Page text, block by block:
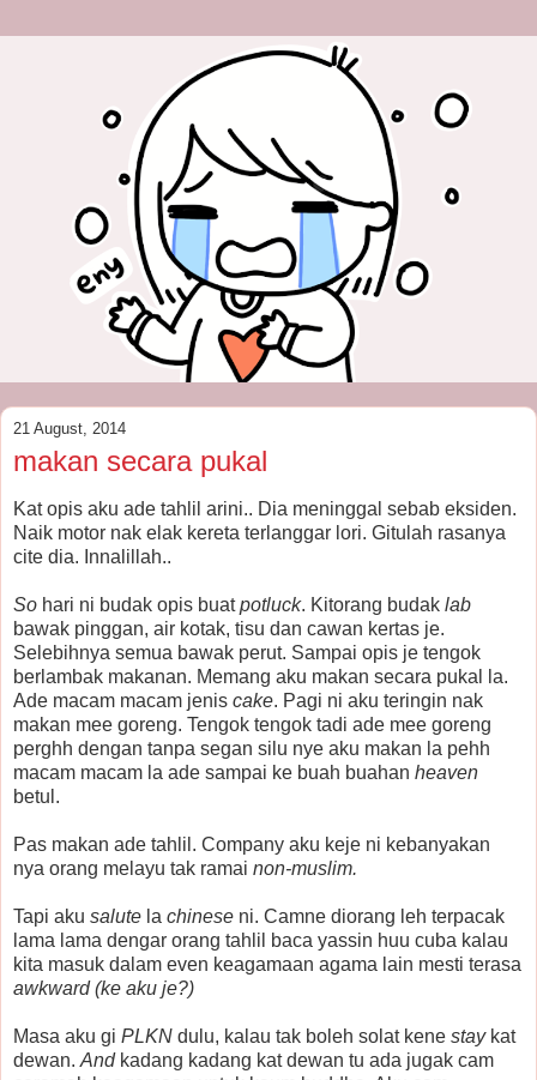
21 August, 2014
makan secara pukal
Kat opis aku ade tahlil arini.. Dia meninggal sebab eksiden.
Naik motor nak elak kereta terlanggar lori. Gitulah rasanya
cite dia. Innalillah..
So hari ni budak opis buatpotluck. Kitorang budak lab
bawak pinggan, air kotak, tisu dan cawan kertas je.
Selebihnya semua bawak perut. Sampai opis je tengok
berlambak makanan. Memang aku makan secara pukal la.
Ade macam macam jenis cake. Pagi ni aku teringin nak
makan mee goreng. Tengok tengok tadi ade mee goreng
perghh dengan tanpa segan silu nye aku makan la pehh
macam macam la ade sampai ke buah buahan heaven
betul.
Pas makan ade tahlil. Company aku keje ni kebanyakan
nya orang melayu tak ramai non-muslim.
Tapi aku salute la chinese ni. Camne diorang leh terpacak
lama lama dengar orang tahlil baca yassin huu cuba kalau
kita masuk dalam even keagamaan agama lain mesti terasa
awkward (ke aku je?)
Masa aku gi PLKN dulu, kalau tak boleh solat kene staykat
dewan. Andkadang kadang kat dewan tu ada jugak cam